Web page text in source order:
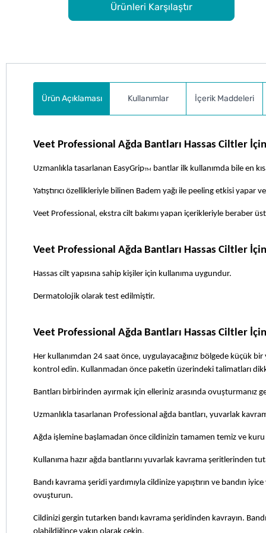
Ürünleri Karşılaştır
Ürün Açıklaması Kullanımlar İçerik Maddeleri
Veet Professional Ağda Bantları Hassas Ciltler
Uzmanlıkla tasarlanan EasyGripTM bantlar ilk kullanımda bile en
Yatıştırıcı özellikleriyle bilinen Badem yağı ile peeling etkisi yapar
Veet Professional, ekstra cilt bakımı yapan içerikleriyle beraber
Veet Professional Ağda Bantları Hassas Ciltler
Hassas cilt yapısına sahip kişiler için kullanıma uygundur.
Dermatolojik olarak test edilmiştir.
Veet Professional Ağda Bantları Hassas Ciltler
Her kullanımdan 24 saat önce, uygulayacağınız bölgede küçük
kontrol edin. Kullanmadan önce paketin üzerindeki talimatları
Bantları birbirinden ayırmak için elleriniz arasında ovuşturmanız
Uzmanlıkla tasarlanan Professional ağda bantları, yuvarlak
Ağda işlemine başlamadan önce cildinizin tamamen temiz ve
Kullanıma hazır ağda bantlarını yuvarlak kavrama şeritlerinden
Bandı kavrama şeridi yardımıyla cildinize yapıştırın ve bandın
ovuşturun.
Cildinizi gergin tutarken bandı kavrama şeridinden kavrayın.